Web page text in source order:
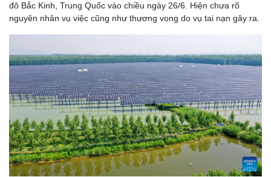
đô Bắc Kinh, Trung Quốc vào chiều ngày 26/6. Hiện chưa rõ
nguyên nhân vụ việc cũng như thương vong do vụ tai nạn gây ra.